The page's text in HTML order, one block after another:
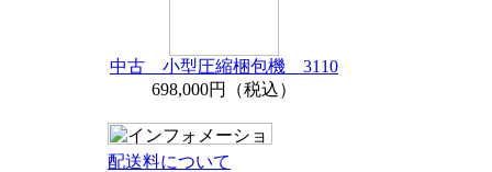
中古 小型圧縮梱包機 3110
698,000円（税込）
配送料について